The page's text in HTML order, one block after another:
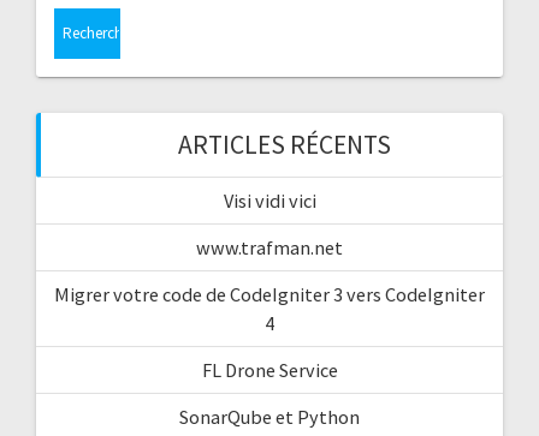
ARTICLES RÉCENTS
Visi vidi vici
www.trafman.net
Migrer votre code de CodeIgniter 3 vers CodeIgniter
4
FL Drone Service
SonarQube et Python